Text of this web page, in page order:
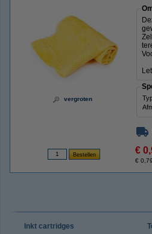
vergroten
€
€
Inkt cartridges